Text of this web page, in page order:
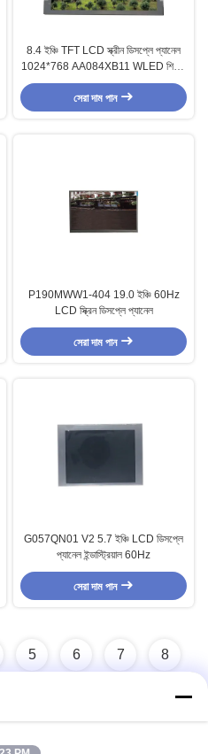
8.4 ইঞ্চি TFT LCD স্ক্রীন ডিসপ্লে প্যানেল
1024*768 AA084XB11 WLED শিল্পের
জন্য
সেরা দাম পান
P190MWW1-404 19.0 ইঞ্চি 60Hz
LCD স্ক্রিন ডিসপ্লে প্যানেল
সেরা দাম পান
G057QN01 V2 5.7 ইঞ্চি LCD ডিসপ্লে
প্যানেল ইন্ডাস্ট্রিয়াল 60Hz
সেরা দাম পান
5 6 7 8